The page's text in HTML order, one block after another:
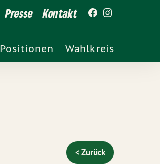
Presse Kontakt
Positionen Wahlkreis
< Zurück